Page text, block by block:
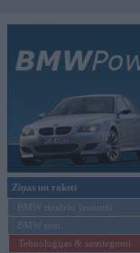
Ziņas un raksti
BMW modeļu jaunumi
BMW testi
Tehnoloģijas & sasniegumi